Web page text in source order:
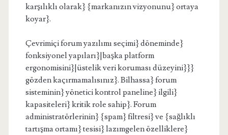
karşılıklı olarak} {markanızın vizyonunu} ortaya
koyar}.
Çevrimiçi forum yazılımı seçimi} döneminde}
fonksiyonel yapıları}|başka platform
ergonomisini}|üstelik veri koruması düzeyini}}}
gözden kaçırmamalısınız}. Bilhassa} forum
sisteminin} yönetici kontrol paneline} ilgili}
kapasiteleri} kritik role sahip}. Forum
administratörlerinin} {spam} filtresi} ve {sağlıklı
tartışma ortamı} tesisi} lazımgelen özelliklere}